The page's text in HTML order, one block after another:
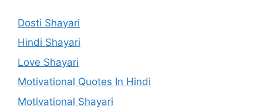
Dosti Shayari
Hindi Shayari
Love Shayari
Motivational Quotes In Hindi
Motivational Shayari